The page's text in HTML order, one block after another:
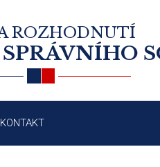
ROZHODNUTÍ
KONTAKT